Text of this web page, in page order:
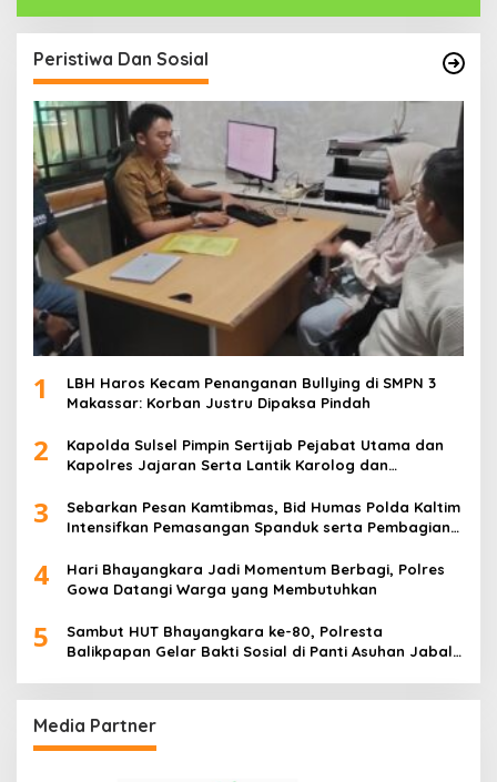
Peristiwa Dan Sosial
1
LBH Haros Kecam Penanganan Bullying di SMPN 3
Makassar: Korban Justru Dipaksa Pindah
2
Kapolda Sulsel Pimpin Sertijab Pejabat Utama dan
Kapolres Jajaran Serta Lantik Karolog dan
3
Sebarkan Pesan Kamtibmas, Bid Humas Polda Kaltim
Intensifkan Pemasangan Spanduk serta Pembagian
4
Hari Bhayangkara Jadi Momentum Berbagi, Polres
Gowa Datangi Warga yang Membutuhkan
5
Sambut HUT Bhayangkara ke-80, Polresta
Balikpapan Gelar Bakti Sosial di Panti Asuhan Jabal
Media Partner